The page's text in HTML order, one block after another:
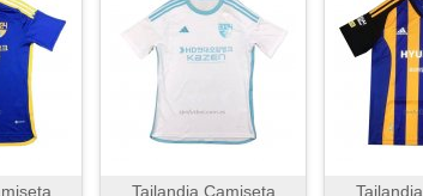
Tailandia Camiseta